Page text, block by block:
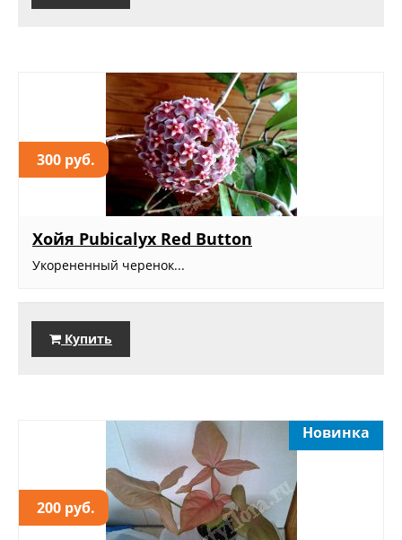
300 руб.
Хойя Рubicalyx Red Button
Укорененный черенок...
Купить
200 руб.
Новинка